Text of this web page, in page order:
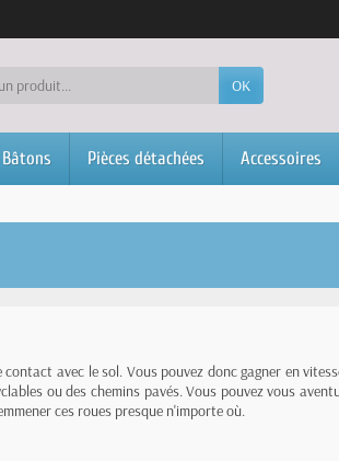
OK
Bâtons Pièces détachées Accessoires
avec le sol. Vous pouvez donc gagner en
ou des chemins pavés. Vous pouvez vous
ces roues presque n'importe où.